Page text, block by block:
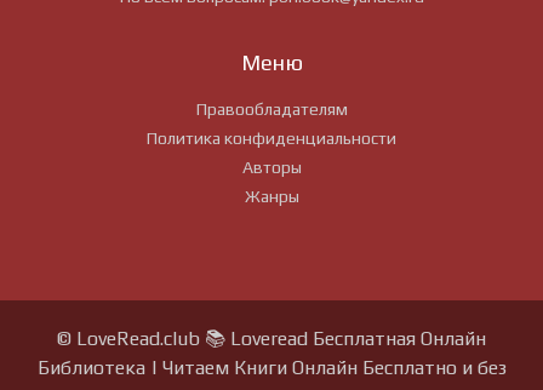
Меню
Правообладателям
Политика конфиденциальности
Авторы
Жанры
© LoveRead.club 📚 Loveread Бесплатная Онлайн
Библиотека | Читаем Книги Онлайн Бесплатно и без